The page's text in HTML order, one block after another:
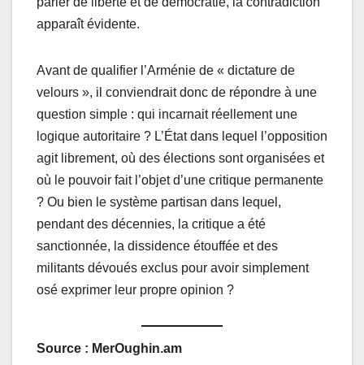
apparaît évidente.
Avant de qualifier l’Arménie de « dictature de
velours », il conviendrait donc de répondre à une
question simple : qui incarnait réellement une
logique autoritaire ? L’État dans lequel l’opposition
agit librement, où des élections sont organisées et
où le pouvoir fait l’objet d’une critique permanente
? Ou bien le système partisan dans lequel,
pendant des décennies, la critique a été
sanctionnée, la dissidence étouffée et des
militants dévoués exclus pour avoir simplement
osé exprimer leur propre opinion ?
Source : MerOughin.am